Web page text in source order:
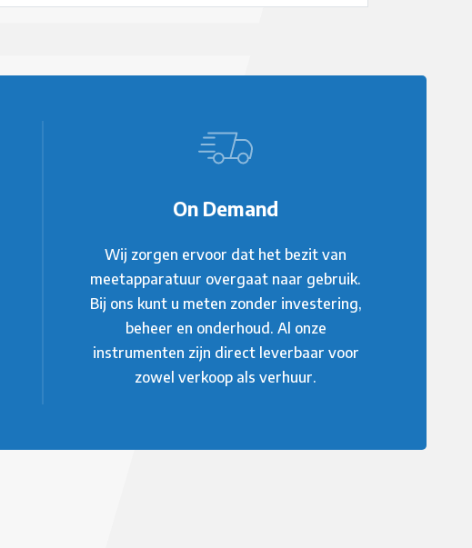
On Demand
Wij zorgen ervoor dat het bezit van
meetapparatuur overgaat naar gebruik.
Bij ons kunt u meten zonder investering,
beheer en onderhoud. Al onze
instrumenten zijn direct leverbaar voor
zowel verkoop als verhuur.